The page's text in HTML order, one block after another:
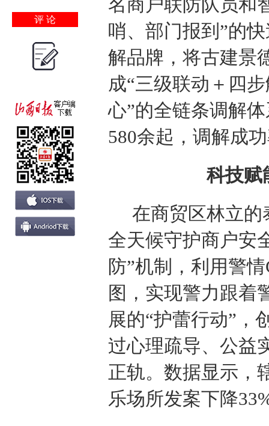
评 论
名商户联防队员和
哨、部门报到”的
解品牌，将古建景
成“三级联动＋四
心”的全链条调解
580余起，调解成
科技赋
在商贸区林立的
全天候守护商户安
防”机制，利用警
图，实现警力跟着
展的“护蕾行动”，
过心理疏导、公益
正轨。数据显示，
乐场所发案下降